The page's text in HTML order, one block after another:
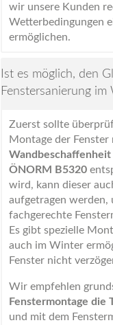
wir unsere Kunden
Wetterbedingungen
ermöglichen.
Ist es möglich, den
Fenstersanierung
Zuerst sollte
Montage der
ÖNORM B5320
wird, kann dieser
aufgetragen werden,
fachgerechte
Es gibt spezielle
auch im Winter
Fenster nicht
Wir empfehlen
Fenstermontage die
und mit dem